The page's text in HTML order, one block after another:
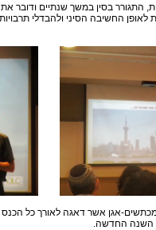
התגורר בסין במשך שנתיים ודובר
לאופן החשיבה הסיני ולהבדלי
אגן אשר דאגה לאורך כל
השנה החדשה.